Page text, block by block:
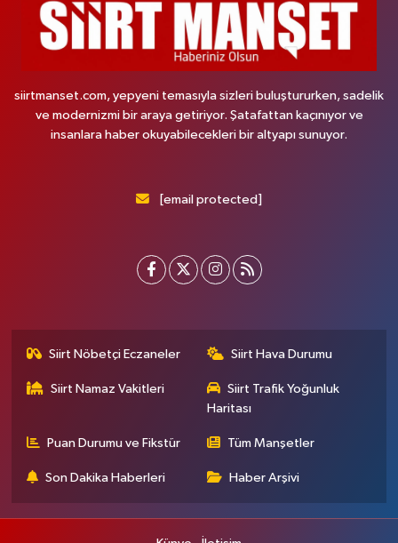
siirtmanset.com, yepyeni temasıyla sizleri buluştururken, sadelik
ve modernizmi bir araya getiriyor. Şatafattan kaçınıyor ve
insanlara haber okuyabilecekleri bir altyapı sunuyor.
[email protected]
Siirt Nöbetçi Eczaneler Siirt Hava Durumu
Siirt Namaz Vakitleri
Siirt Trafik Yoğunluk
Haritası
Puan Durumu ve Fikstür Tüm Manşetler
Son Dakika Haberleri Haber Arşivi